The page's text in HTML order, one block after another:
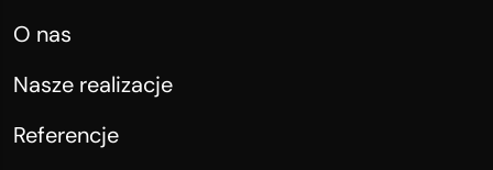
O nas
Nasze realizacje
Referencje